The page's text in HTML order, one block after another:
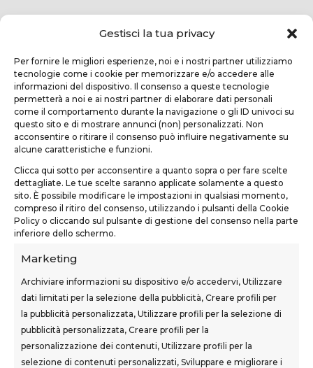
Gestisci la tua privacy
Per fornire le migliori esperienze, noi e i nostri partner utilizziamo
tecnologie come i cookie per memorizzare e/o accedere alle
informazioni del dispositivo. Il consenso a queste tecnologie
permetterà a noi e ai nostri partner di elaborare dati personali
come il comportamento durante la navigazione o gli ID univoci su
questo sito e di mostrare annunci (non) personalizzati. Non
acconsentire o ritirare il consenso può influire negativamente su
alcune caratteristiche e funzioni.
Clicca qui sotto per acconsentire a quanto sopra o per fare scelte
dettagliate. Le tue scelte saranno applicate solamente a questo
sito. È possibile modificare le impostazioni in qualsiasi momento,
compreso il ritiro del consenso, utilizzando i pulsanti della Cookie
Policy o cliccando sul pulsante di gestione del consenso nella parte
inferiore dello schermo.
Marketing
Archiviare informazioni su dispositivo e/o accedervi, Utilizzare
dati limitati per la selezione della pubblicità, Creare profili per
la pubblicità personalizzata, Utilizzare profili per la selezione di
pubblicità personalizzata, Creare profili per la
personalizzazione dei contenuti, Utilizzare profili per la
selezione di contenuti personalizzati, Sviluppare e migliorare i
TEKNOFORM SRL
Castelfranco di Sotto (PI)
teknoform@teknoform.it
SEDI CORSI
Sovigliana – Vinci
Via F.lli Cairoli, 12